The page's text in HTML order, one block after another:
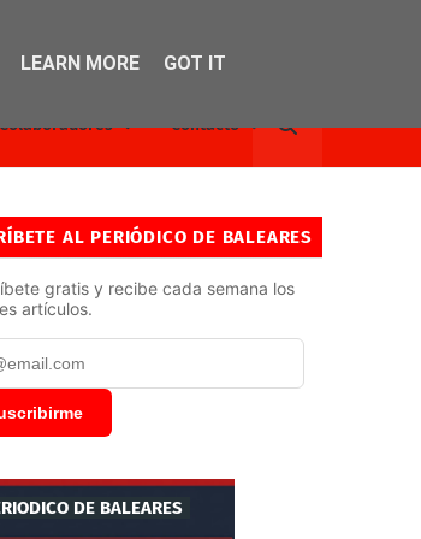
Contacto
AL PERIÓDICO DE BALEARES
gratis y recibe cada semana los
artículos.
DE BALEARES
LEARN MORE GOT IT